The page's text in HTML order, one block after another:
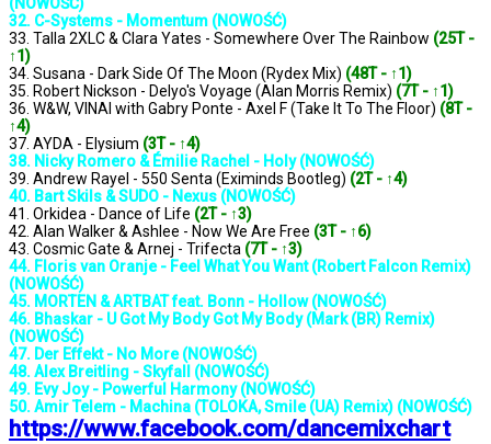
(NOWOŚĆ)
32. C-Systems - Momentum (NOWOŚĆ)
33. Talla 2XLC & Clara Yates - Somewhere Over The Rainbow (25T -
↑1)
34. Susana - Dark Side Of The Moon (Rydex Mix) (48T - ↑1)
35. Robert Nickson - Delyo's Voyage (Alan Morris Remix) (7T - ↑1)
36. W&W, VINAI with Gabry Ponte - Axel F (Take It To The Floor) (8T -
↑4)
37. AYDA - Elysium (3T - ↑4)
38. Nicky Romero & Émilie Rachel - Holy (NOWOŚĆ)
39. Andrew Rayel - 550 Senta (Eximinds Bootleg) (2T - ↑4)
40. Bart Skils & SUDO - Nexus (NOWOŚĆ)
41. Orkidea - Dance of Life (2T - ↑3)
42. Alan Walker & Ashlee - Now We Are Free (3T - ↑6)
43. Cosmic Gate & Arnej - Trifecta (7T - ↑3)
44. Floris van Oranje - Feel What You Want (Robert Falcon Remix)
(NOWOŚĆ)
45. MORTEN & ARTBAT feat. Bonn - Hollow (NOWOŚĆ)
46. Bhaskar - U Got My Body Got My Body (Mark (BR) Remix)
(NOWOŚĆ)
47. Der Effekt - No More (NOWOŚĆ)
48. Alex Breitling - Skyfall (NOWOŚĆ)
49. Evy Joy - Powerful Harmony (NOWOŚĆ)
50. Amir Telem - Machina (TOLOKA, Smile (UA) Remix) (NOWOŚĆ)
https://www.facebook.com/dancemixchart